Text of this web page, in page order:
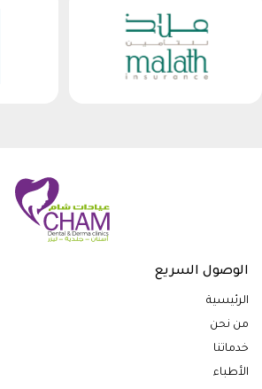
الوصول السريع
الرئيسية
من نحن
خدماتنا
الأطباء